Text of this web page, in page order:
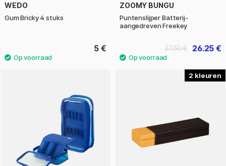
WEDO
Gum Bricky 4 stuks
5 €
ZOOMY BUNGU
Puntenslijper Batterij-
aangedreven Freekey
26.25 €
37.50 €
2